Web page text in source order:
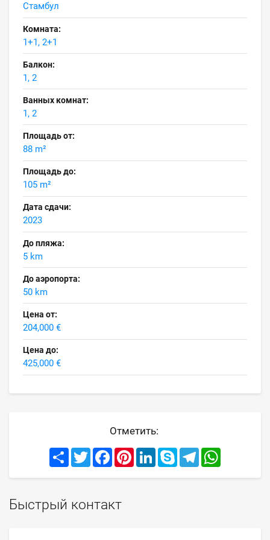
Стамбул
Комната:
1+1, 2+1
Балкон:
1, 2
Ванных комнат:
1, 2
Площадь от:
88 m²
Площадь до:
105 m²
Дата сдачи:
2023
До пляжа:
5 km
До аэропорта:
50 km
Цена от:
204,000 €
Цена до:
425,000 €
Отметить:
Share TwitterFacebookPinterestLinkedInSkype Telegram
Быстрый контакт